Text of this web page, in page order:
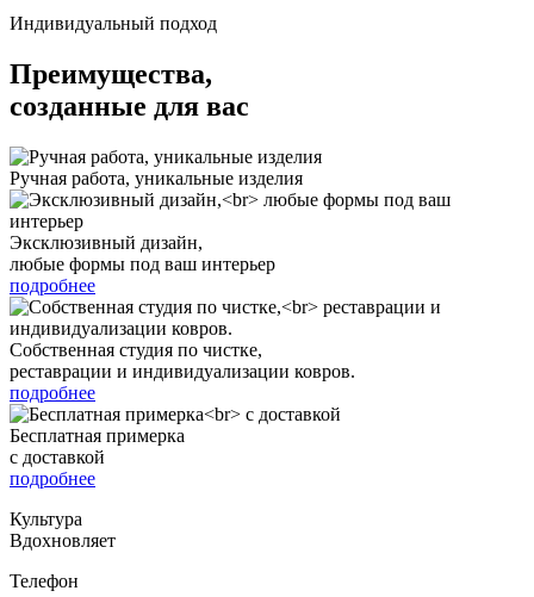
Индивидуальный подход
Преимущества,
созданные для вас
Ручная работа, уникальные изделия
Эксклюзивный дизайн,
любые формы под ваш интерьер
подробнее
Собственная студия по чистке,
реставрации и индивидуализации ковров.
подробнее
Бесплатная примерка
с доставкой
подробнее
Культура
Вдохновляет
Телефон